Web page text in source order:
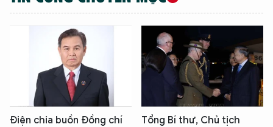
Điện chia buồn Đồng chí
Tổng Bí thư, Chủ tịch
XIN CHÀO,